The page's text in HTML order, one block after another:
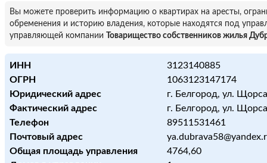
Вы можете проверить информацию о квартирах на аресты,
обременения и историю владения, которые находятся под
управляющей компании
Товарищество собственников жилья
ИНН
3123140885
ОГРН
1063123147174
Юридический адрес
г. Белгород, ул.
Фактический адрес
г. Белгород, ул.
Телефон
89511531461
Почтовый адрес
Общая площадь управления
4764,60